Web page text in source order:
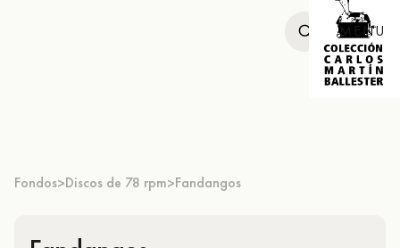
MENU
Fondos>Discos de 78 rpm>Fandangos